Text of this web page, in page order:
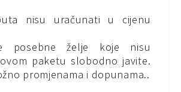
nisu uračunati u cijenu
posebne želje koje nisu
paketu slobodno javite.
promjenama i dopunama..